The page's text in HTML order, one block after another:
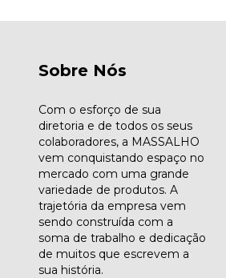
Sobre Nós
Com o esforço de sua
diretoria e de todos os seus
colaboradores, a MASSALHO
vem conquistando espaço no
mercado com uma grande
variedade de produtos. A
trajetória da empresa vem
sendo construída com a
soma de trabalho e dedicação
de muitos que escrevem a
sua história.